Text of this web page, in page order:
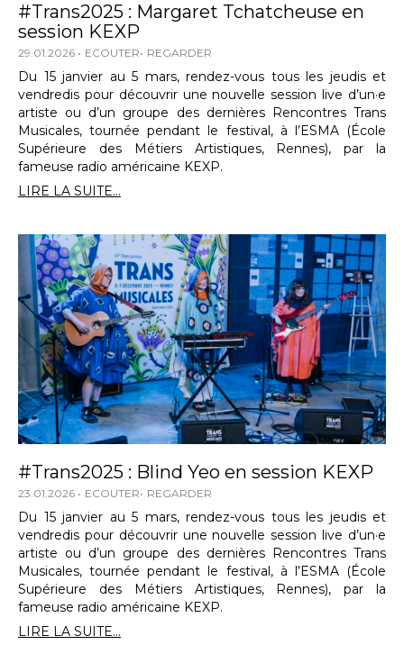
#Trans2025 : Margaret Tchatcheuse en
session KEXP
29.01.2026 ECOUTER REGARDER
Du 15 janvier au 5 mars, rendez-vous tous les jeudis et
vendredis pour découvrir une nouvelle session live d’un·e
artiste ou d’un groupe des dernières Rencontres Trans
Musicales, tournée pendant le festival, à l’ESMA (École
Supérieure des Métiers Artistiques, Rennes), par la
fameuse radio américaine KEXP.
LIRE LA SUITE...
#Trans2025 : Blind Yeo en session KEXP
23.01.2026 ECOUTER REGARDER
Du 15 janvier au 5 mars, rendez-vous tous les jeudis et
vendredis pour découvrir une nouvelle session live d’un·e
artiste ou d’un groupe des dernières Rencontres Trans
Musicales, tournée pendant le festival, à l’ESMA (École
Supérieure des Métiers Artistiques, Rennes), par la
fameuse radio américaine KEXP.
LIRE LA SUITE...